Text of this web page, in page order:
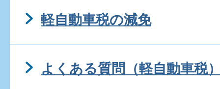
軽自動車税の減免
よくある質問（軽自動車税